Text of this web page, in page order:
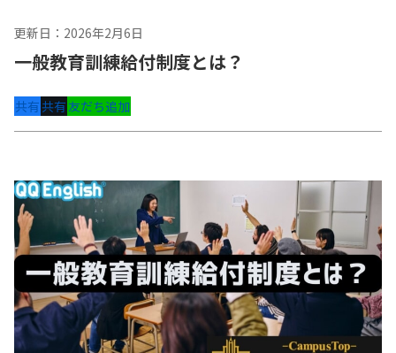
更新日：2026年2月6日
一般教育訓練給付制度とは？
共有共有友だち追加